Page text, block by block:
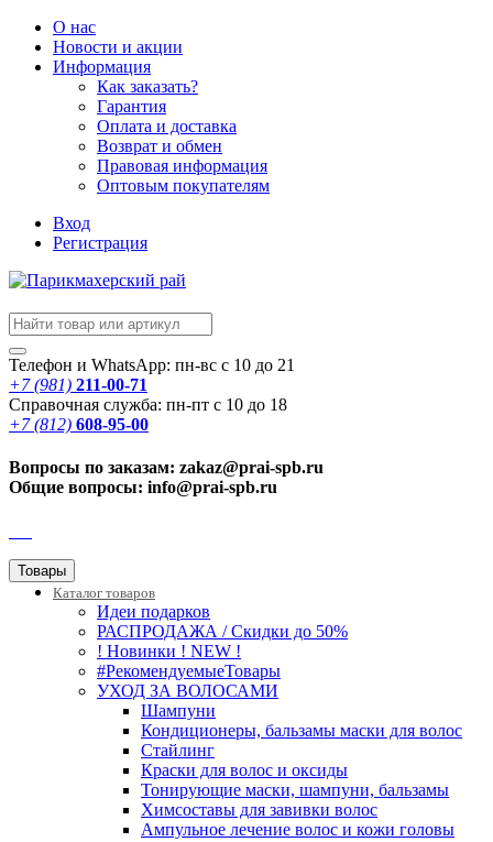
О нас
Новости и акции
Информация
Как заказать?
Гарантия
Оплата и доставка
Возврат и обмен
Правовая информация
Оптовым покупателям
Вход
Регистрация
Телефон и WhatsApp: пн-вс с 10 до 21
+7 (981) 211-00-71
Справочная служба: пн-пт с 10 до 18
+7 (812) 608-95-00
Вопросы по заказам: zakaz@prai-spb.ru
Общие вопросы: info@prai-spb.ru
Товары
Каталог товаров
Идеи подарков
РАСПРОДАЖА / Скидки до 50%
! Новинки ! NEW !
#РекомендуемыеТовары
УХОД ЗА ВОЛОСАМИ
Шампуни
Кондиционеры, бальзамы маски для волос
Стайлинг
Краски для волос и оксиды
Тонирующие маски, шампуни, бальзамы
Химсоставы для завивки волос
Ампульное лечение волос и кожи головы